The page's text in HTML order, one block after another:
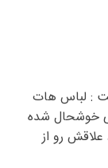
: لباس هات
خوشحال شده
رو از